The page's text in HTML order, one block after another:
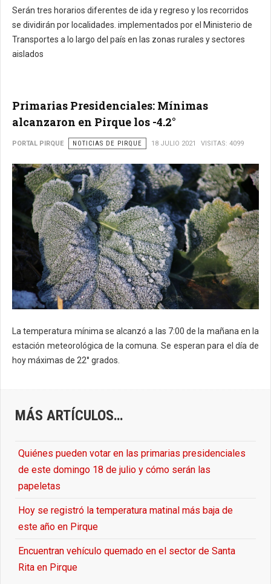
Serán tres horarios diferentes de ida y regreso y los recorridos
se dividirán por localidades. implementados por el Ministerio de
Transportes a lo largo del país en las zonas rurales y sectores
aislados
Primarias Presidenciales: Mínimas
alcanzaron en Pirque los -4.2°
PORTAL PIRQUE NOTICIAS DE PIRQUE 18 JULIO 2021 VISITAS: 4099
La temperatura mínima se alcanzó a las 7:00 de la mañana en la
estación meteorológica de la comuna. Se esperan para el día de
hoy máximas de 22° grados.
MÁS ARTÍCULOS…
Quiénes pueden votar en las primarias presidenciales
de este domingo 18 de julio y cómo serán las
papeletas
Hoy se registró la temperatura matinal más baja de
este año en Pirque
Encuentran vehículo quemado en el sector de Santa
Rita en Pirque